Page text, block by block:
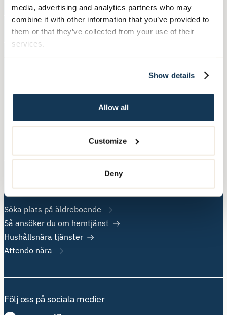
media, advertising and analytics partners who may
combine it with other information that you’ve provided to
them or that they’ve collected from your use of their
services.
Show details
Allow all
Customize
Deny
Våra tjänster
Äldreboende
Jobba hos oss
Populära sidor
Söka plats på äldreboende
Så ansöker du om hemtjänst
Hushållsnära tjänster
Attendo nära
Följ oss på sociala medier